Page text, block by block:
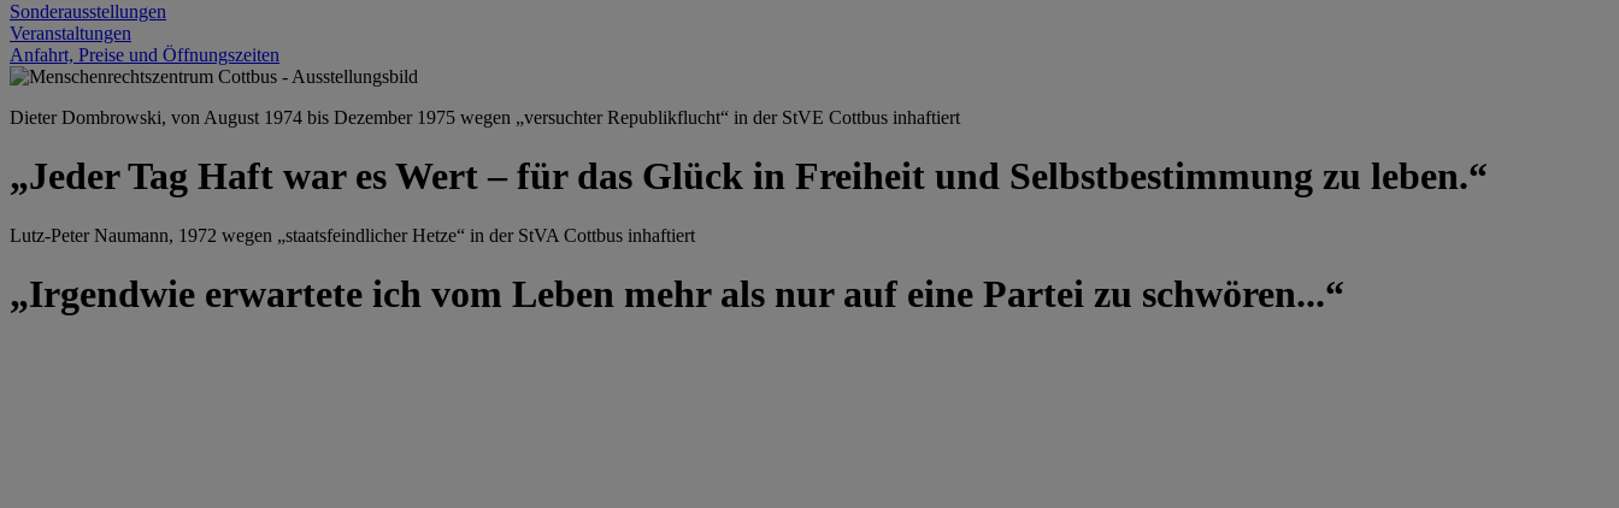
Sonderausstellungen
Veranstaltungen
Anfahrt, Preise und Öffnungszeiten
Dieter Dombrowski, von August 1974 bis Dezember 1975 wegen „versuchter Republikflucht“ in der StVE Cottbus inhaftiert
„Jeder Tag Haft war es Wert – für das Glück in Freiheit und Selbstbestimmung zu leben.“
Lutz-Peter Naumann, 1972 wegen „staatsfeindlicher Hetze“ in der StVA Cottbus inhaftiert
„Irgendwie erwartete ich vom Leben mehr als nur auf eine Partei zu schwören...“